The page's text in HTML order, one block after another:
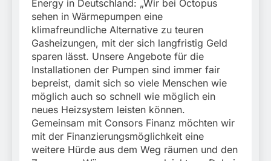
Energy in Deutschland: „Wir bei Octopus
sehen in Wärmepumpen eine
klimafreundliche Alternative zu teuren
Gasheizungen, mit der sich langfristig Geld
sparen lässt. Unsere Angebote für die
Installationen der Pumpen sind immer fair
bepreist, damit sich so viele Menschen wie
möglich auch so schnell wie möglich ein
neues Heizsystem leisten können.
Gemeinsam mit Consors Finanz möchten wir
mit der Finanzierungsmöglichkeit eine
weitere Hürde aus dem Weg räumen und den